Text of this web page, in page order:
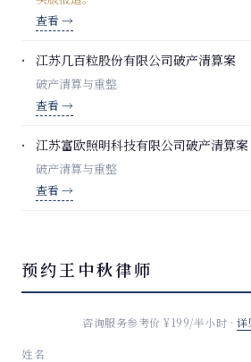
查看 →
江苏几百粒股份有限公司破产清算案
破产清算与重整
查看 →
江苏富欧照明科技有限公司破产清算案
破产清算与重整
查看 →
预约王中秋律师
咨询服务参考价 ¥199/半小时 · 详
姓名